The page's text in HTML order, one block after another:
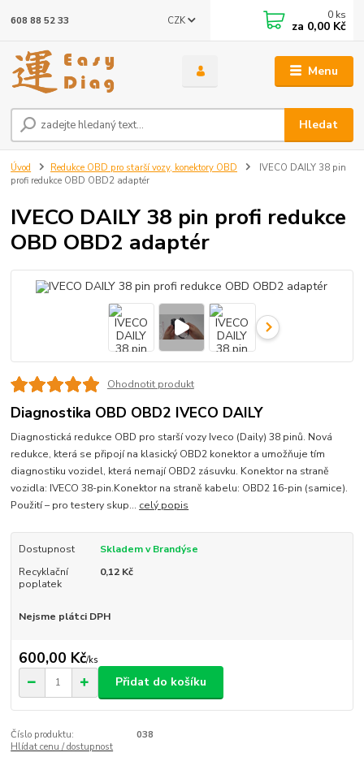
Menu
CZK
Hledat
608 88 52 33 0 ks
za 0,00 Kč
Úvod Redukce OBD pro starší vozy, konektory OBD
IVECO DAILY 38 pin
profi redukce OBD OBD2 adaptér
IVECO DAILY 38 pin profi redukce
OBD OBD2 adaptér
Ohodnotit produkt
Diagnostika OBD OBD2 IVECO DAILY
Diagnostická redukce OBD pro starší vozy Iveco (Daily) 38 pinů. Nová
redukce, která se připojí na klasický OBD2 konektor a umožňuje tím
diagnostiku vozidel, která nemají OBD2 zásuvku. Konektor na straně
vozidla: IVECO 38-pin.Konektor na straně kabelu: OBD2 16-pin (samice).
Použití – pro testery skup... celý popis
Dostupnost
Skladem v Brandýse
Recyklační
poplatek
0,12 Kč
Nejsme plátci DPH
600,00 Kč/ks
Přidat do košíku
Číslo produktu:
038
Hlídat cenu / dostupnost